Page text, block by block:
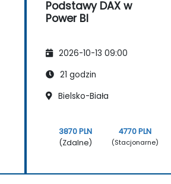
Podstawy DAX w
Power BI
2026-10-13 09:00
21 godzin
Bielsko-Biała
3870 PLN
(Zdalne)
4770 PLN
(Stacjonarne)